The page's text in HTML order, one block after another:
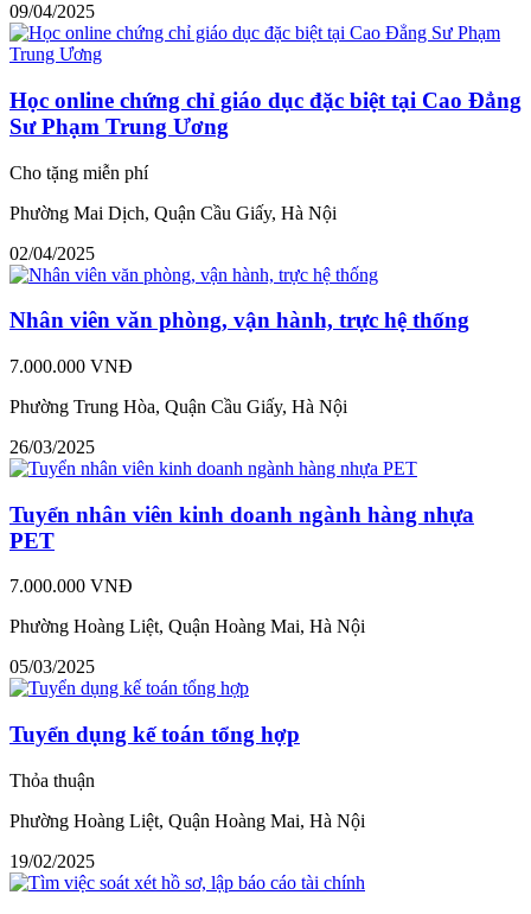
09/04/2025
Học online chứng chỉ giáo dục đặc biệt tại Cao Đẳng
Sư Phạm Trung Ương
Cho tặng miễn phí
Phường Mai Dịch, Quận Cầu Giấy, Hà Nội
02/04/2025
Nhân viên văn phòng, vận hành, trực hệ thống
7.000.000 VNĐ
Phường Trung Hòa, Quận Cầu Giấy, Hà Nội
26/03/2025
Tuyển nhân viên kinh doanh ngành hàng nhựa
PET
7.000.000 VNĐ
Phường Hoàng Liệt, Quận Hoàng Mai, Hà Nội
05/03/2025
Tuyển dụng kế toán tổng hợp
Thỏa thuận
Phường Hoàng Liệt, Quận Hoàng Mai, Hà Nội
19/02/2025